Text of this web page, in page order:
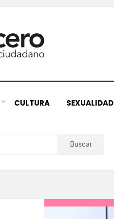
CULTURA SEXUALIDAD
Buscar